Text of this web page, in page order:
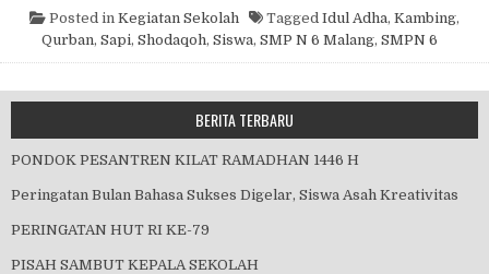
Posted in Kegiatan Sekolah Tagged Idul Adha, Kambing,
Qurban, Sapi, Shodaqoh, Siswa, SMP N 6 Malang, SMPN 6
BERITA TERBARU
PONDOK PESANTREN KILAT RAMADHAN 1446 H
Peringatan Bulan Bahasa Sukses Digelar, Siswa Asah Kreativitas
PERINGATAN HUT RI KE-79
PISAH SAMBUT KEPALA SEKOLAH